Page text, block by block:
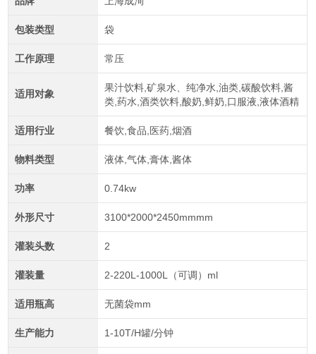
包装类型 袋
工作原理 常压
适用对象
果汁饮料,矿泉水、纯净水,油类,碳酸饮料,酱
类,药水,酒类饮料,酸奶,鲜奶,口服液,液体酒精
适用行业 餐饮,食品,医药,烟酒
物料类型 液体,气体,膏体,酱体
功率 0.74kw
外形尺寸 3100*2000*2450mmmm
灌装头数 2
灌装量 2-220L-1000L（可调）ml
适用瓶高 无菌袋mm
生产能力 1-10T/H罐/分钟